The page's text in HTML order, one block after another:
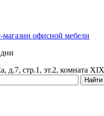
магазин офисной мебели
д.7, стр.1, эт.2, комната